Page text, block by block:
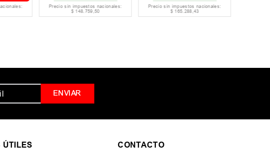
Precio sin impuestos nacionales:
$ 148.759,50
Precio sin impuestos nacionales:
$ 165.288,43
ENVIAR
ÚTILES CONTACTO